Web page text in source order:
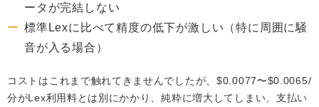
ータが完結しない
標準Lexに比べて精度の低下が激しい（特に周囲に騒
音が入る場合）
コストはこれまで触れてきませんでしたが、$0.0077〜$0.0065/
分がLex利用料とは別にかかり、純粋に増大してしまい、支払い